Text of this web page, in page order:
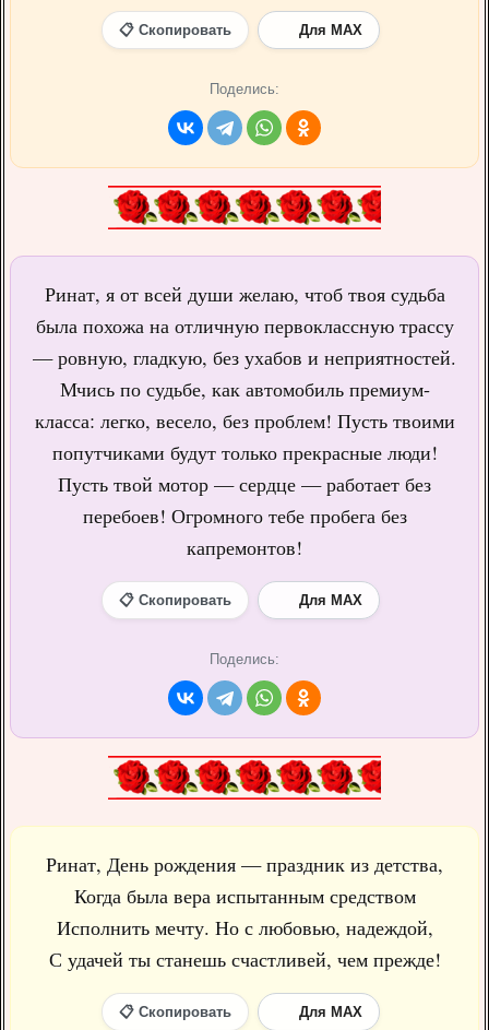
📋 Скопировать Для MAX
Поделись:
Ринат, я от всей души желаю, чтоб твоя судьба
была похожа на отличную первоклассную трассу
— ровную, гладкую, без ухабов и неприятностей.
Мчись по судьбе, как автомобиль премиум-
класса: легко, весело, без проблем! Пусть твоими
попутчиками будут только прекрасные люди!
Пусть твой мотор — сердце — работает без
перебоев! Огромного тебе пробега без
капремонтов!
📋 Скопировать Для MAX
Поделись:
Ринат, День рождения — праздник из детства,
Когда была вера испытанным средством
Исполнить мечту. Но с любовью, надеждой,
С удачей ты станешь счастливей, чем прежде!
📋 Скопировать Для MAX